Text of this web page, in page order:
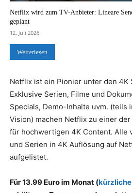
Netflix wird zum TV-Anbieter: Lineare
geplant
12. Juli 2026
Weiterlesen
Netflix ist ein Pionier unter den 4K
Exklusive Serien, Filme und
Specials, Demo-Inhalte uvm. (teils
Vision) machen Netflix zu einer
für hochwertigen 4K Content. Alle
und Serien in 4K Auflösung auf
aufgelistet.
Für 13.99 Euro im Monat (